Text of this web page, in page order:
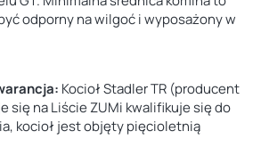
odporny na wilgoć i wyposażony w
Kocioł Stadler TR (producent
się na Liście ZUMi kwalifikuje się do
kocioł jest objęty pięcioletnią